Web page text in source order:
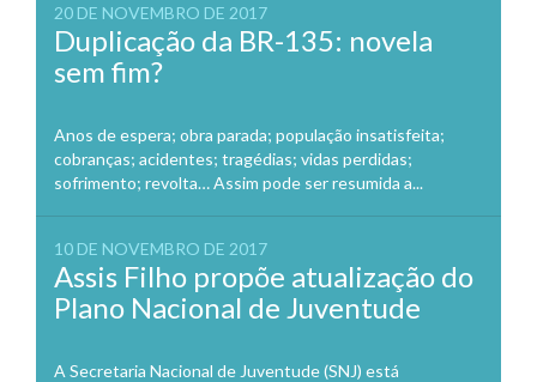
20 DE NOVEMBRO DE 2017
Duplicação da BR-135: novela
sem fim?
Anos de espera; obra parada; população insatisfeita;
cobranças; acidentes; tragédias; vidas perdidas;
sofrimento; revolta… Assim pode ser resumida a...
10 DE NOVEMBRO DE 2017
Assis Filho propõe atualização do
Plano Nacional de Juventude
A Secretaria Nacional de Juventude (SNJ) está